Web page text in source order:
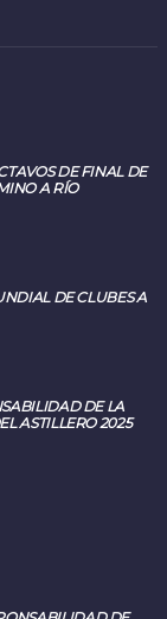
DE FINAL DE
A RÍO
DE CLUBES A
DE LA
ASTILLERO 2025